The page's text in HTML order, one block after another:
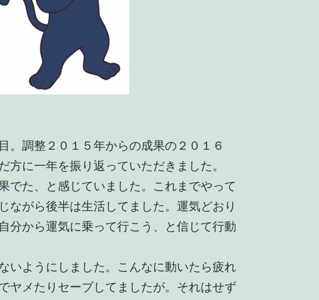
。調整２０１５年からの成果の２０１６
方に一年を振り返っていただきました。
でた、と感じていました。これまでやって
ながら後半は生活してました。運気どおり
分から運気に乗って行こう、と信じて行動
いようにしました。こんなに動いたら疲れ
ヤメたりセーブしてましたが。それはせず